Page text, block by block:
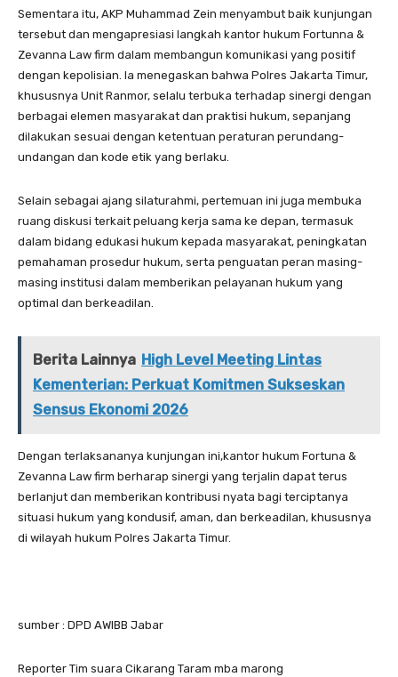
Sementara itu, AKP Muhammad Zein menyambut baik kunjungan
tersebut dan mengapresiasi langkah kantor hukum Fortunna &
Zevanna Law firm dalam membangun komunikasi yang positif
dengan kepolisian. Ia menegaskan bahwa Polres Jakarta Timur,
khususnya Unit Ranmor, selalu terbuka terhadap sinergi dengan
berbagai elemen masyarakat dan praktisi hukum, sepanjang
dilakukan sesuai dengan ketentuan peraturan perundang-
undangan dan kode etik yang berlaku.
Selain sebagai ajang silaturahmi, pertemuan ini juga membuka
ruang diskusi terkait peluang kerja sama ke depan, termasuk
dalam bidang edukasi hukum kepada masyarakat, peningkatan
pemahaman prosedur hukum, serta penguatan peran masing-
masing institusi dalam memberikan pelayanan hukum yang
optimal dan berkeadilan.
Berita Lainnya High Level Meeting Lintas
Kementerian: Perkuat Komitmen Sukseskan
Sensus Ekonomi 2026
Dengan terlaksananya kunjungan ini,kantor hukum Fortuna &
Zevanna Law firm berharap sinergi yang terjalin dapat terus
berlanjut dan memberikan kontribusi nyata bagi terciptanya
situasi hukum yang kondusif, aman, dan berkeadilan, khususnya
di wilayah hukum Polres Jakarta Timur.
sumber : DPD AWIBB Jabar
Reporter Tim suara Cikarang Taram mba marong